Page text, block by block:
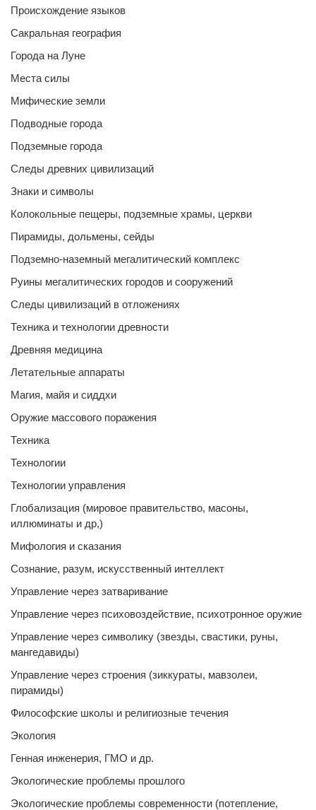
Происхождение языков
Сакральная география
Города на Луне
Места силы
Мифические земли
Подводные города
Подземные города
Следы древних цивилизаций
Знаки и символы
Колокольные пещеры, подземные храмы, церкви
Пирамиды, дольмены, сейды
Подземно-наземный мегалитический комплекс
Руины мегалитических городов и сооружений
Следы цивилизаций в отложениях
Техника и технологии древности
Древняя медицина
Летательные аппараты
Магия, майя и сиддхи
Оружие массового поражения
Техника
Технологии
Технологии управления
Глобализация (мировое правительство, масоны,
иллюминаты и др,)
Мифология и сказания
Сознание, разум, искусственный интеллект
Управление через затваривание
Управление через психовоздействие, психотронное оружие
Управление через символику (звезды, свастики, руны,
мангедавиды)
Управление через строения (зиккураты, мавзолеи,
пирамиды)
Философские школы и религиозные течения
Экология
Генная инженерия, ГМО и др.
Экологические проблемы прошлого
Экологические проблемы современности (потепление,